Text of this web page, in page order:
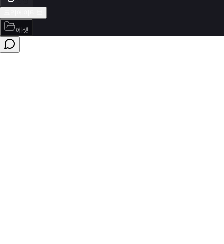
에셋